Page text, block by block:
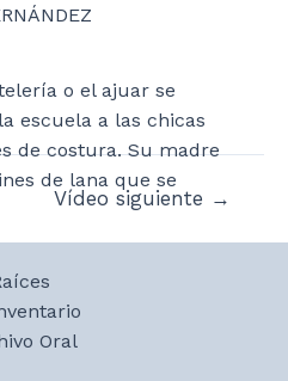
o el ajuar se
escuela a las chicas
de costura. Su madre
de lana que se
Vídeo siguiente →
Oral